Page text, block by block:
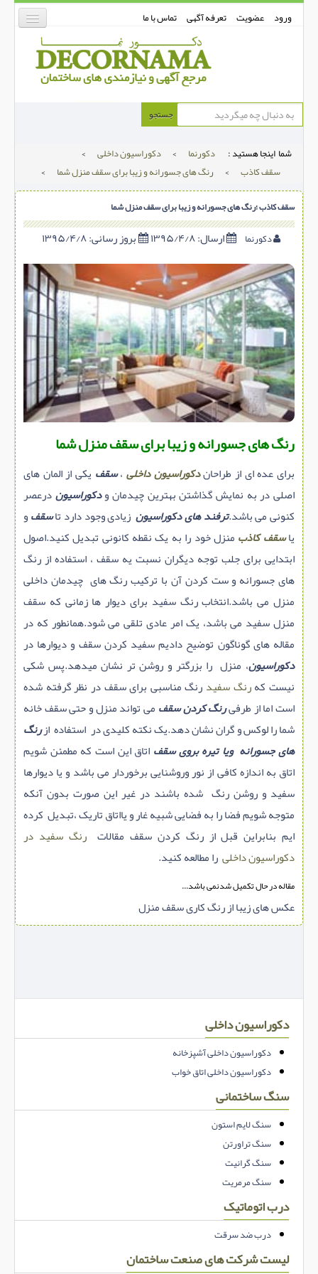
ورود عضویت تعرفه آگهی تماس با ما
دکورنما
دیوارپوش
دکوراسیون داخلی
درب و پنجره
بتن-بتون
شهری ترافیکی
ساخت و ساز
مصالح ساختمانی
سازه پیش ساخته
سنگ ساختمانی
عایق ساختمان
سرویس بهداشتی
برقی,روشنایی,ایمنی
تاسیسات ساختمان
ابزار آلات ساختمانی
تعمیر و نگهداری ساختمان
ماشین آلات ساختمانی
ژئوتکنیک
متفرقه
جستجو
شما اینجا هستید : دکورنما > دکوراسیون داخلی
>
سقف کاذب
> رنگ های جسورانه و زیبا برای سقف منزل شما >
سقف کاذب ؛رنگ های جسورانه و زیبا برای سقف منزل شما
دکورنما ارسال:۱۳۹۵/۴/۸ بروز رسانی:
رنگ های جسورانه و زیبا برای سقف منزل شما
برای عده ای از طراحاندکوراسیون داخلی،سقف یکی از المان های
اصلی در به نمایش گذاشتن بهترین چیدمان ودکوراسیوندرعصر
کنونی می باشد.ترفند های دکوراسیونزیادی وجود دارد تاسقفو
یاسقف کاذب منزل خود را به یک نقطه کانونی تبدیل کنید.اصول
ابتدایی برای جلب توجه دیگران نسبت یه سقف ، استفاده از رنگ
های جسورانه و ست کردن آن با ترکیب رنگ های چیدمان داخلی
منزل می باشد.انتخاب رنگ سفید برای دیوار ها زمانی که سقف
منزل سفید می باشد، یک امر عادی تلقی می شود.همانطور که در
مقاله های گوناگون توضیح دادیم سفید کردن سقف و دیوارها در
دکوراسیون، منزل را بزرگتر و روشن تر نشان میدهد.پس شکی
نیست کهرنگ سفید رنگ مناسبی برای سقف در نظر گرفته شده
است اما از طرفیرنگ کردن سقف می تواند منزل و حتی سقف خانه
شما را لوکس و گران نشان دهد.یک نکته کلیدی در استفاده ازرنگ
های جسورانه ویا تیره بروی سقف اتاق این است که مطمئن شویم
اتاق به اندازه کافی از نور وروشنایی برخوردار می باشد و یا دیوارها
سفید و روشن رنگ شده باشند در غیر این صورت بدون آنکه
متوجه شویم فضا را به فضایی شبیه غار و یااتاق تاریک ،تبدیل کرده
ایم بنابراین قبل از رنگ کردن سقف مقالاترنگ سفید در
دکوراسیون داخلی را مطالعه کنید.
مقاله در حال تکمیل شدنمی باشد...
عکس های زیبا از رنگ کاری سقف منزل
دکوراسیون داخلی
دکوراسیون داخلی آشپزخانه
دکوراسیون داخلی اتاق خواب
سنگ ساختمانی
سنگ لایم استون
سنگ تراورتن
سنگ گرانیت
سنگ مرمریت
درب اتوماتیک
درب ضد سرقت
لیست شرکت های صنعت ساختمان